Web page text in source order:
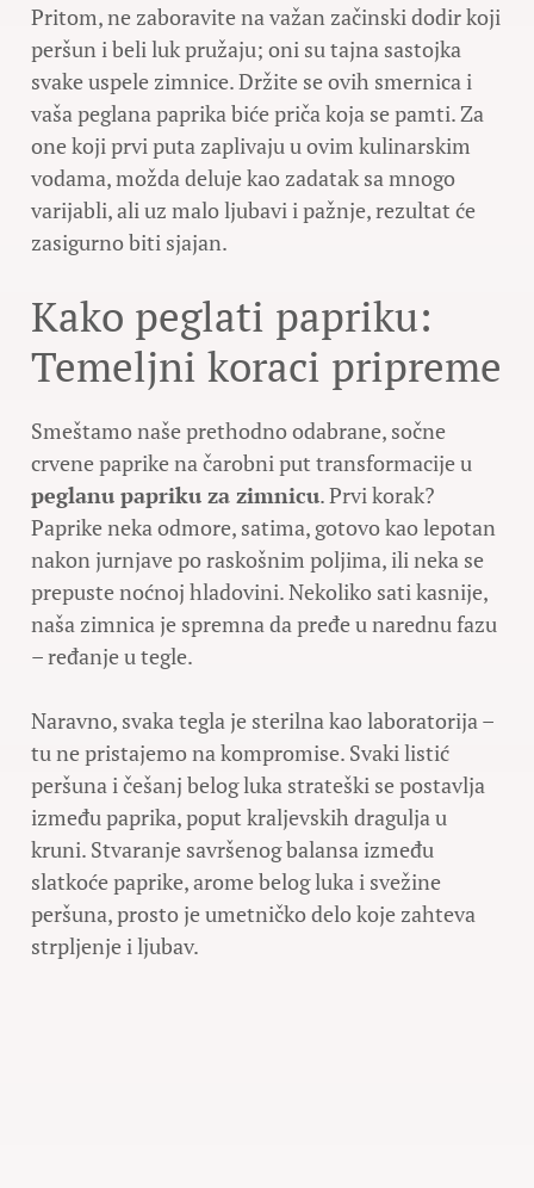
Pritom, ne zaboravite na važan začinski dodir koji
peršun i beli luk pružaju; oni su tajna sastojka
svake uspele zimnice. Držite se ovih smernica i
vaša peglana paprika biće priča koja se pamti. Za
one koji prvi puta zaplivaju u ovim kulinarskim
vodama, možda deluje kao zadatak sa mnogo
varijabli, ali uz malo ljubavi i pažnje, rezultat će
zasigurno biti sjajan.
Kako peglati papriku:
Temeljni koraci pripreme
Smeštamo naše prethodno odabrane, sočne
crvene paprike na čarobni put transformacije u
peglanu papriku za zimnicu. Prvi korak?
Paprike neka odmore, satima, gotovo kao lepotan
nakon jurnjave po raskošnim poljima, ili neka se
prepuste noćnoj hladovini. Nekoliko sati kasnije,
naša zimnica je spremna da pređe u narednu fazu
– ređanje u tegle.
Naravno, svaka tegla je sterilna kao laboratorija –
tu ne pristajemo na kompromise. Svaki listić
peršuna i češanj belog luka strateški se postavlja
između paprika, poput kraljevskih dragulja u
kruni. Stvaranje savršenog balansa između
slatkoće paprike, arome belog luka i svežine
peršuna, prosto je umetničko delo koje zahteva
strpljenje i ljubav.